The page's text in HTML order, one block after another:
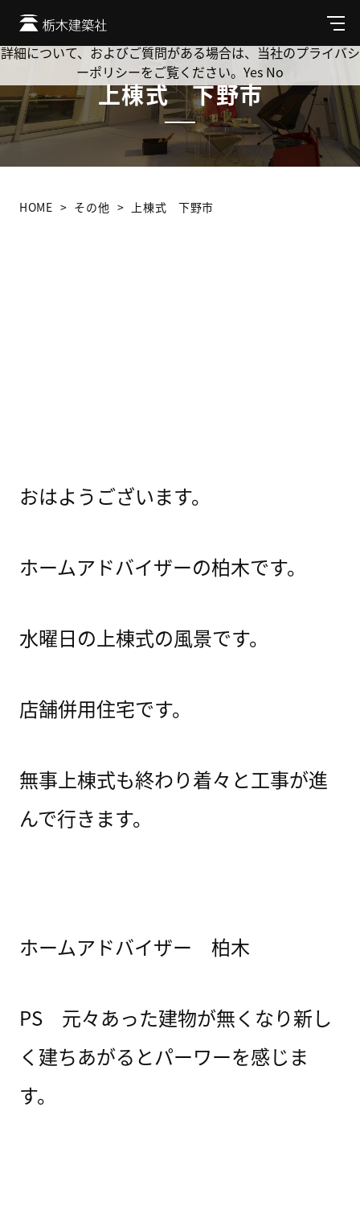
メ
ニ
ュ
上棟式 下野市
HOME その他 上棟式 下野市
おはようございます。
ホームアドバイザーの柏木です。
水曜日の上棟式の風景です。
店舗併用住宅です。
無事上棟式も終わり着々と工事が進
んで行きます。
ホームアドバイザー 柏木
PS 元々あった建物が無くなり新し
く建ちあがるとパーワーを感じま
す。
Cookie を使用して、お客様の活動を追跡してもよろしいです
か? 当社ではお客様のプライバシーを極めて重視しています。
詳細について、およびご質問がある場合は、当社のプライバシ
ーポリシーをご覧ください。 Yes No